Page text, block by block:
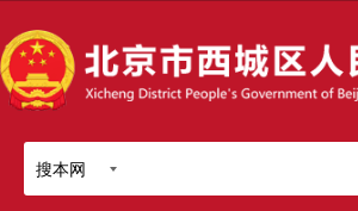
搜本网